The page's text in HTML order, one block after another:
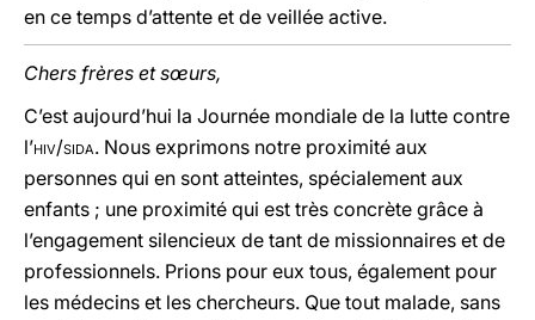
en ce temps d’attente et de veillée active.
Chers frères et sœurs,
C’est aujourd’hui la Journée mondiale de la lutte contre
l’hiv/sida. Nous exprimons notre proximité aux
personnes qui en sont atteintes, spécialement aux
enfants ; une proximité qui est très concrète grâce à
l’engagement silencieux de tant de missionnaires et de
professionnels. Prions pour eux tous, également pour
les médecins et les chercheurs. Que tout malade, sans